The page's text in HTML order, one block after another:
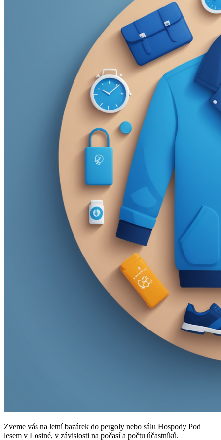
Zveme vás na letní bazárek do pergoly nebo sálu Hospody Pod
lesem v Losiné, v závislosti na počasí a počtu účastníků.